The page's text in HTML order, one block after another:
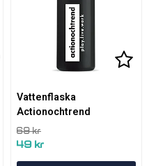
till i favoritlistan
till i favoritlistan
Vattenflaska
Actionochtrend
69 kr
49 kr